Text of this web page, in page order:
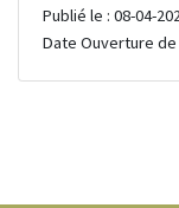
Publié le : 08-04-
Date Ouverture de